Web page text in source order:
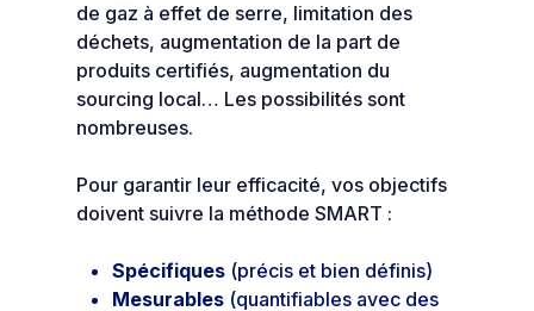
de gaz à effet de serre, limitation des
déchets, augmentation de la part de
produits certifiés, augmentation du
sourcing local… Les possibilités sont
nombreuses.
Pour garantir leur efficacité, vos objectifs
doivent suivre la méthode SMART :
Spécifiques (précis et bien définis)
Mesurables (quantifiables avec des